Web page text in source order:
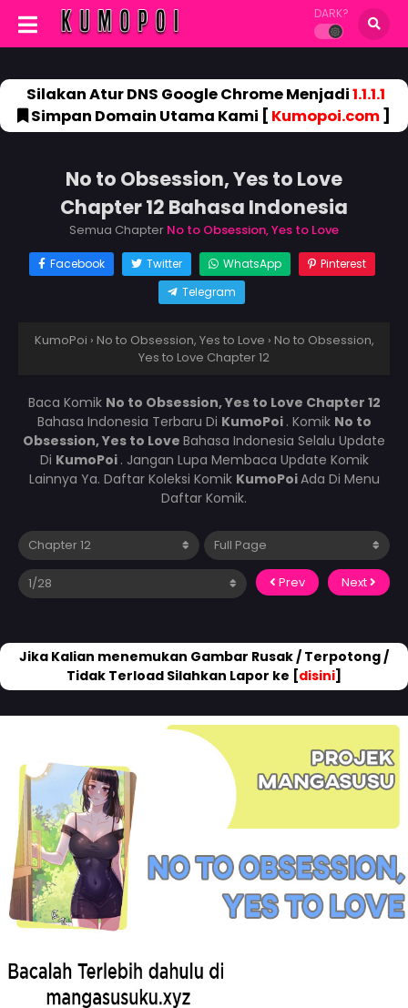
DARK?
Silakan Atur DNS Google Chrome Menjadi1.1.1.1
Simpan Domain Utama Kami [ Kumopoi.com]
No to Obsession, Yes to Love
Chapter 12 Bahasa Indonesia
Semua Chapter No to Obsession, Yes to Love
Facebook Twitter WhatsApp
Pinterest
Telegram
KumoPoi › No to Obsession, Yes to Love › No to Obsession,
Yes to Love Chapter 12
Baca Komik No to Obsession, Yes to Love Chapter 12
Bahasa Indonesia Terbaru Di KumoPoi . Komik No to
Obsession, Yes to Love Bahasa Indonesia Selalu Update
Di KumoPoi . Jangan Lupa Membaca Update Komik
Lainnya Ya. Daftar Koleksi Komik KumoPoiAda Di Menu
Daftar Komik.
Prev Next
Jika Kalian menemukan Gambar Rusak / Terpotong /
Tidak Terload Silahkan Lapor ke [disini]